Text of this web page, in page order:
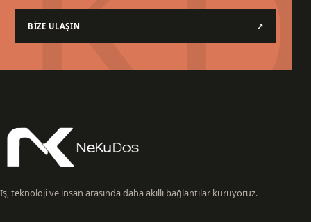
BIZE ULAŞIN ↗
İş, teknoloji ve insan arasında daha akıllı bağlantılar kuruyoruz.